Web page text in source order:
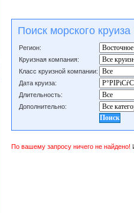
Поиск морского круиза
Регион:
Круизная компания:
Класс круизной компании:
Дата круиза:
Длительность:
Дополнительно:
По вашему запросу ничего не найдено!